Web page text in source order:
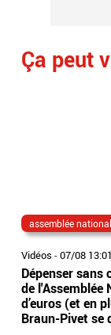
Ça peut
assemblée
Vidéos -07/08 13:01
Dépenser sans
de l'Assemblée
d’euros (et en
Braun-Pivet se